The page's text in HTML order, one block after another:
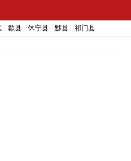
歙县 休宁县 黟县 祁门县